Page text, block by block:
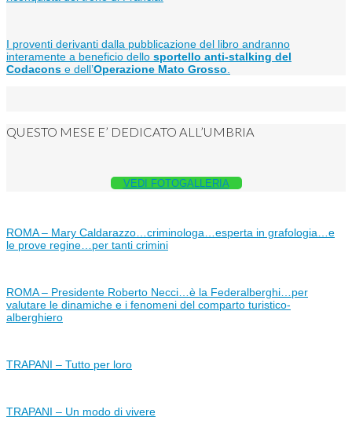
I proventi derivanti dalla pubblicazione del libro andranno
interamente a beneficio dello sportello anti-stalking del
Codacons e dell’Operazione Mato Grosso
QUESTO MESE E’ DEDICATO ALL’UMBRIA
VEDI FOTOGALLERIA
ROMA – Mary Caldarazzo…criminologa…esperta in grafologia…e
le prove regine…per tanti crimini
ROMA – Presidente Roberto Necci…è la Federalberghi…per
valutare le dinamiche e i fenomeni del comparto turistico-
alberghiero
TRAPANI – Tutto per loro
TRAPANI – Un modo di vivere